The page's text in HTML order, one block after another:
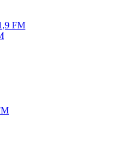
FM